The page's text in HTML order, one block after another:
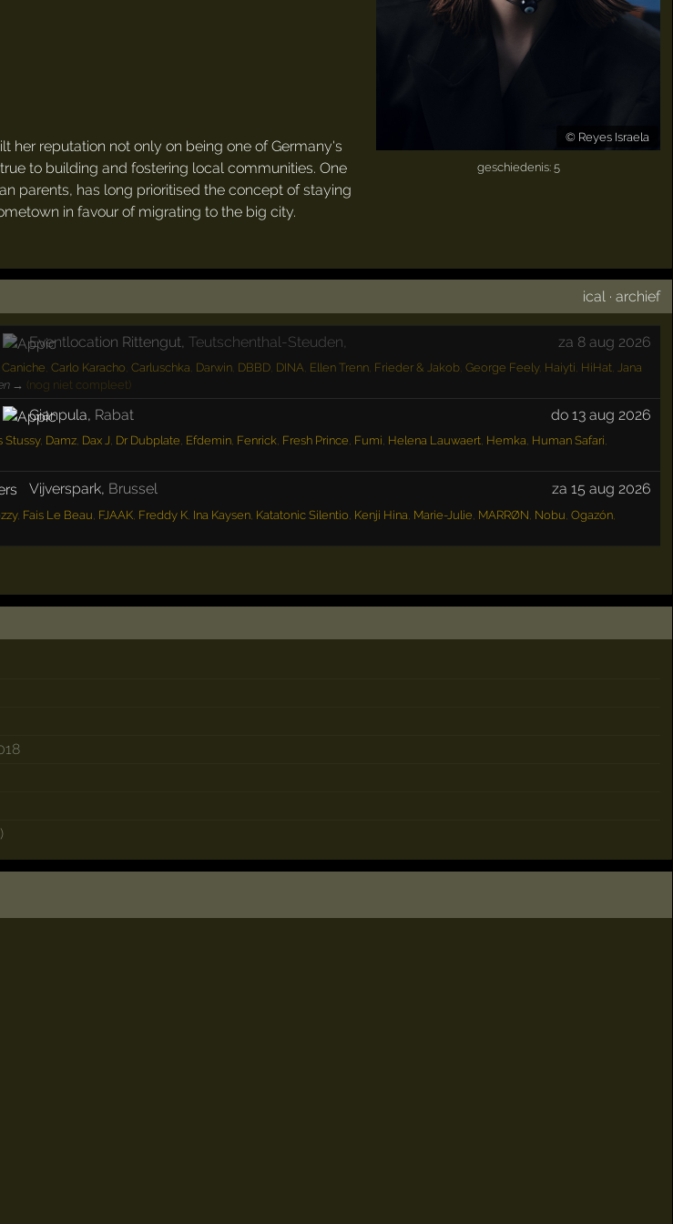
© Reyes Israela
geschiedenis: 5
her reputation not only on being one of Germany's
to building and fostering local communities. One
parents, has long prioritised the concept of staying
in favour of migrating to the big city.
ical ·archief
Eventlocation Rittengut, Teutschenthal-Steuden, za 8 aug 2026
Caniche Carlo Karacho Carluschka Darwin, DBBD, DINA Ellen Trenn, Frieder & Jakob, George Feely, Haiyti HiHat,
Jana
→ (nog niet compleet)
Gianpula, Rabat do 13 aug 2026
Stussy, Damz, Dax J Dr Dubplate Efdemin, Fenrick Fresh Prince Fumi Helena Lauwaert, Hemka Human Safari
Vijverspark, Brussel za 15 aug 2026
, Fais Le Beau FJAAK, Freddy K, Ina Kaysen, Katatonic Silentio Kenji Hina Marie-Julie MARRØN Nobu Ogazón,